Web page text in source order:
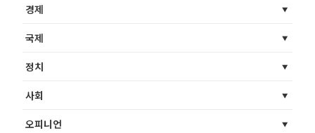
경제
국제
정치
사회
오피니언